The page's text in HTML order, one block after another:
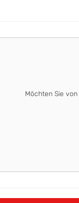
Möchten Sie von